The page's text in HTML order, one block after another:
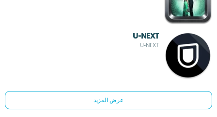
U-NEXT
U-NEXT
عرض المزيد